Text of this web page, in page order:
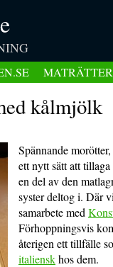
MATRÄTTER
kålmjölk
Spännande
ett nytt sätt att
en del av den
syster deltog i. Där
samarbete med
Förhoppningsvis
återigen ett tillfälle
italienskhos dem.